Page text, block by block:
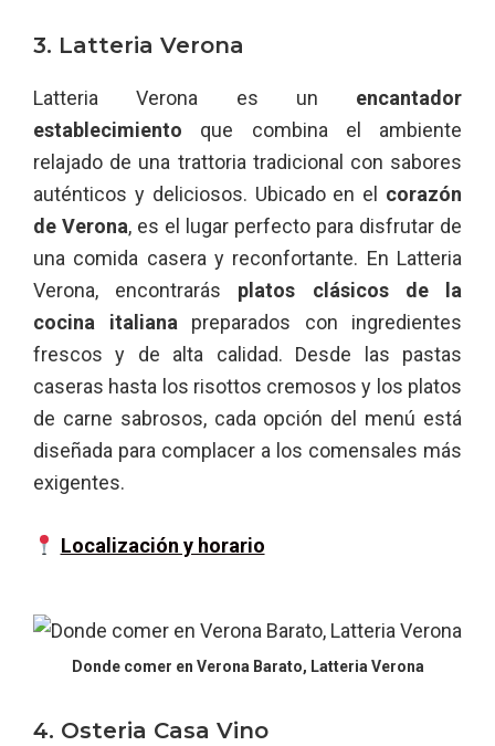
3. Latteria Verona
Latteria Verona es un encantador
establecimiento que combina el ambiente
relajado de una trattoria tradicional con sabores
auténticos y deliciosos. Ubicado en el corazón
de Verona, es el lugar perfecto para disfrutar de
una comida casera y reconfortante. En Latteria
Verona, encontrarás platos clásicos de la
cocina italianapreparados con ingredientes
frescos y de alta calidad. Desde las pastas
caseras hasta los risottos cremosos y los platos
de carne sabrosos, cada opción del menú está
diseñada para complacer a los comensales más
exigentes.
Localización y horario
Donde comer en Verona Barato, Latteria Verona
4. Osteria Casa Vino